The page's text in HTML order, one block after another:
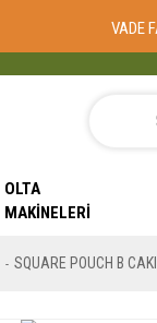
VADE
OLTA
MAKINELERI
SQUARE POUCH B